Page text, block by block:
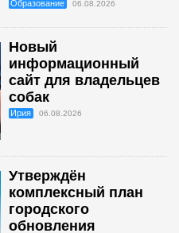
Образование 06.08.2026
Новый
информационный
сайт для владельцев
собак
Ирия 06.08.2026
Утверждён
комплексный план
городского
обновления